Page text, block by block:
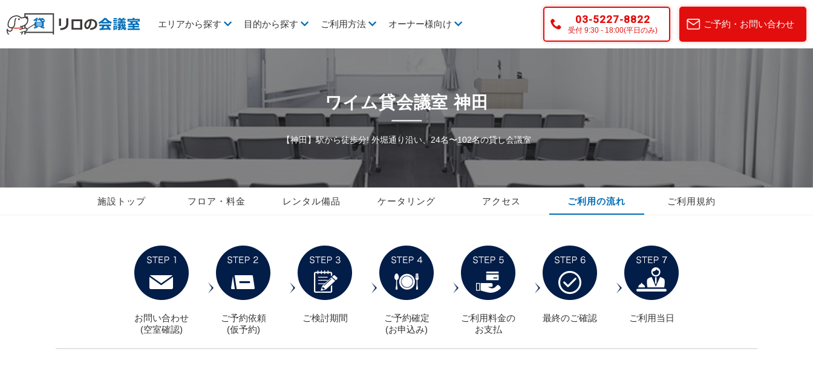
エリアから探す 目的から探す ご利用方法 オーナー様向け 03-5227-8822
受付 9:30 - 18:00(平日のみ)
ご予約・お問い合わせ
ワイム貸会議室 神田
【神田】駅から徒歩分! 外堀通り沿い、24名〜102名の貸し会議室
施設トップ フロア・料金 レンタル備品 ケータリング アクセス ご利用の流れ ご利用規約
お問い合わせ
(空室確認)
ご予約依頼
(仮予約)
ご検討期間
ご予約確定
(お申込み)
ご利用料金の
お支払
最終のご確認 ご利用当日